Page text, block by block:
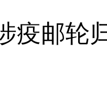
疫邮轮